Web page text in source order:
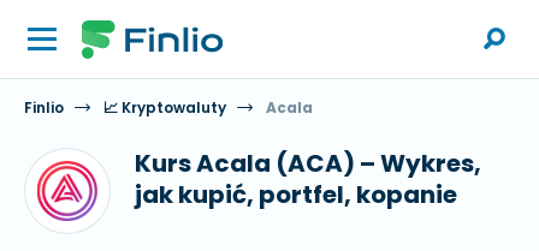
Finlio 📈 Kryptowaluty Acala
Kurs Acala (ACA) – Wykres,
jak kupić, portfel, kopanie